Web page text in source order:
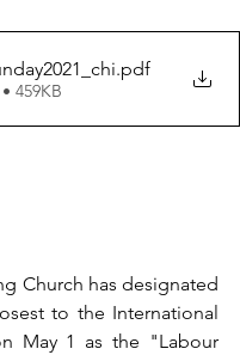
.pdf
459KB
Church has designated
to the International
May 1 as the "Labour